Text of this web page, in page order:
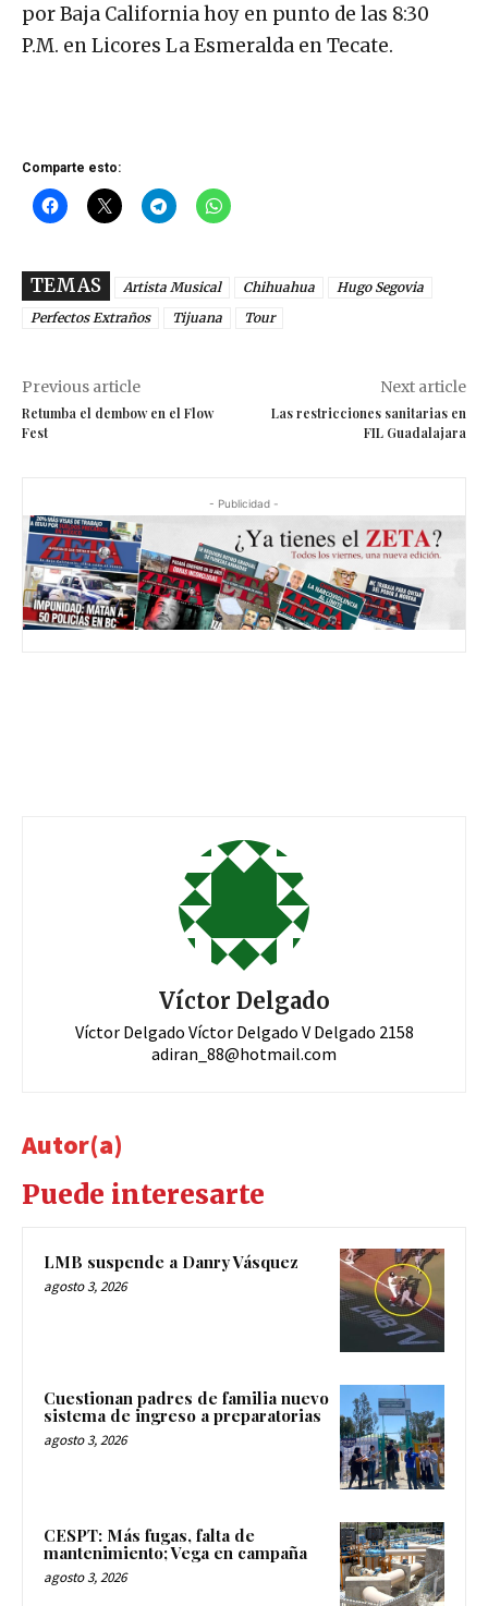
por Baja California hoy en punto de las 8:30
P.M. en Licores La Esmeralda en Tecate.
Comparte esto:
TEMAS Artista Musical Chihuahua
Hugo Segovia
Perfectos Extraños
Tijuana Tour
Previous article
Retumba el dembow en el Flow
Fest
Next article
Las restricciones sanitarias en
FIL Guadalajara
- Publicidad -
Víctor Delgado
Víctor Delgado Víctor Delgado V Delgado 2158
adiran_88@hotmail.com
Autor(a)
Puede interesarte
LMB suspende a Danry Vásquez
agosto 3, 2026
Cuestionan padres de familia nuevo
sistema de ingreso a preparatorias
agosto 3, 2026
CESPT: Más fugas, falta de
mantenimiento; Vega en campaña
agosto 3, 2026